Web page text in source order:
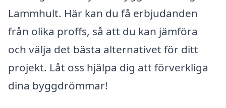
Lammhult. Här kan du få erbjudanden
från olika proffs, så att du kan jämföra
och välja det bästa alternativet för ditt
projekt. Låt oss hjälpa dig att förverkliga
dina byggdrömmar!